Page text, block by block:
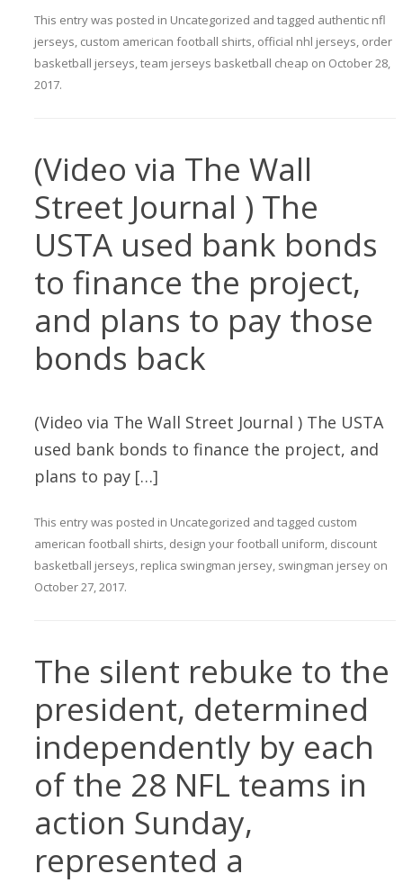
This entry was posted in Uncategorized and tagged authentic nfl
jerseys, custom american football shirts, official nhl jerseys, order
basketball jerseys,team jerseys basketball cheap on October 28,
2017.
(Video via The Wall
Street Journal ) The
USTA used bank bonds
to finance the project,
and plans to pay those
bonds back
(Video via The Wall Street Journal ) The USTA
used bank bonds to finance the project, and
plans to pay […]
This entry was posted in Uncategorized and tagged custom
american football shirts, design your football uniform, discount
basketball jerseys, replica swingman jersey, swingman jersey on
October 27, 2017.
The silent rebuke to the
president, determined
independently by each
of the 28 NFL teams in
action Sunday,
represented a